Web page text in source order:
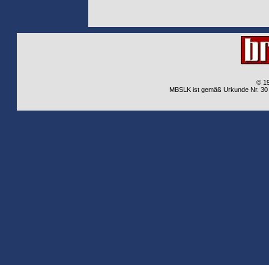
©
MBSLK ist gemäß Urkunde Nr.